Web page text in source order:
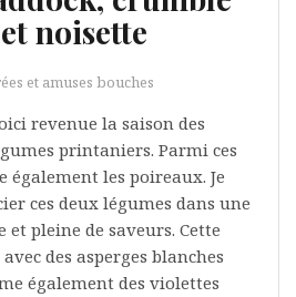
noisette
et amuses bouches
revenue la saison des
printaniers. Parmi ces
également les poireaux. Je
ces deux légumes dans une
et pleine de saveurs. Cette
des asperges blanches
également des violettes